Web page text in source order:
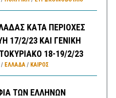
ΚΑΤΑ ΠΕΡΙΟΧΕΣ
17/2/23 ΚΑΙ ΓΕΝΙΚΗ
18-19/2/23
ΕΛΛΑΔA/ ΚΑΙΡΌΣ
ΤΩΝ ΕΛΛΗΝΩΝ